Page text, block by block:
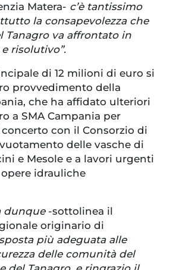
Matera- c’è tantissimo
la consapevolezza che
Tanagro va affrontato in
risolutivo”.
di 12 milioni di euro si
provvedimento della
che ha affidato ulteriori
a SMA Campania per
con il Consorzio di
delle vasche di
e Mesole e a lavori urgenti
idrauliche
dunque-sottolinea il
originario di
più adeguata alle
delle comunità del